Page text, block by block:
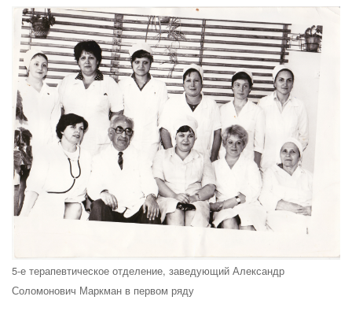
5-е терапевтическое отделение, заведующий Александр
Соломонович Маркман в первом ряду